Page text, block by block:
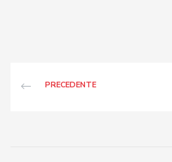
PRECEDENTE